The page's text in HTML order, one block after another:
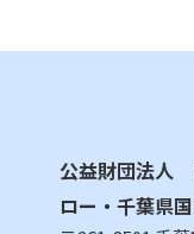
公益財団法人
ロー・千葉県